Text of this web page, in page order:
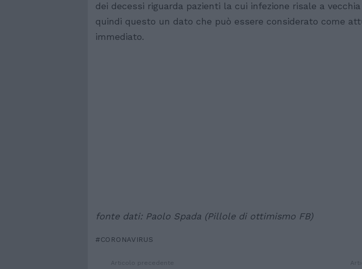
dei decessi riguarda pazienti la cui infezione risale a
quindi questo un dato che può essere considerato come
immediato.
fonte dati: Paolo Spada (Pillole di ottimismo FB)
CORONAVIRUS
Articolo precedente